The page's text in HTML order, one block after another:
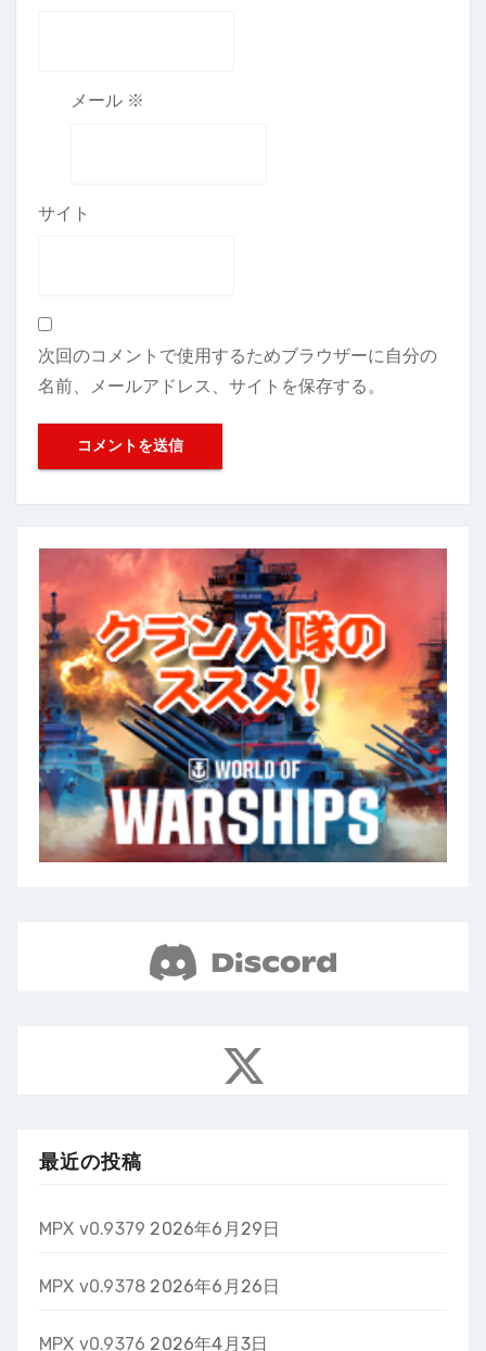
メール ※
サイト
次回のコメントで使用するためブラウザーに自分の
名前、メールアドレス、サイトを保存する。
最近の投稿
MPX v0.9379 2026年6月29日
MPX v0.9378 2026年6月26日
MPX v0.9376 2026年4月3日